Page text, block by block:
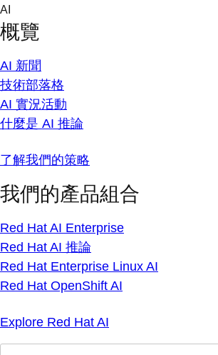
Skip
content
AI
概覽
AI 新聞
技術部落格
AI 實況活動
什麼是 AI 推論
了解我們的策略
我們的產品組合
Red Hat AI Enterprise
Red Hat AI 推論
Red Hat Enterprise Linux AI
Red Hat OpenShift AI
Explore Red Hat AI